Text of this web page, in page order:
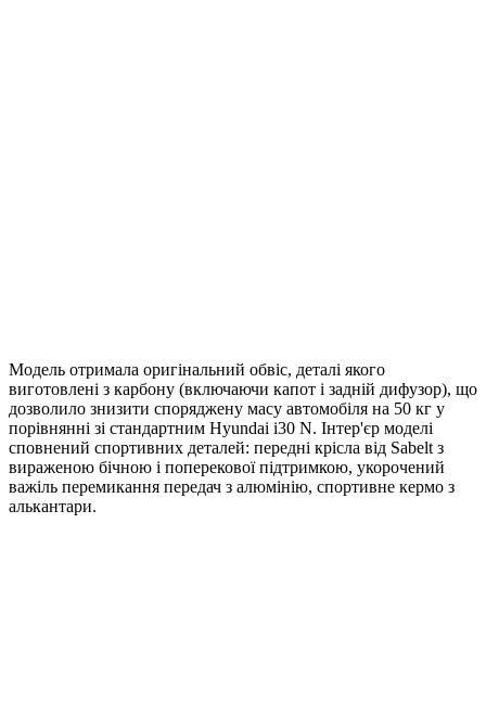
Модель отримала оригінальний обвіс, деталі якого
виготовлені з карбону (включаючи капот і задній дифузор), що
дозволило знизити споряджену масу автомобіля на 50 кг у
порівнянні зі стандартним Hyundai i30 N. Інтер'єр моделі
сповнений спортивних деталей: передні крісла від Sabelt з
вираженою бічною і поперекової підтримкою, укорочений
важіль перемикання передач з алюмінію, спортивне кермо з
алькантари.